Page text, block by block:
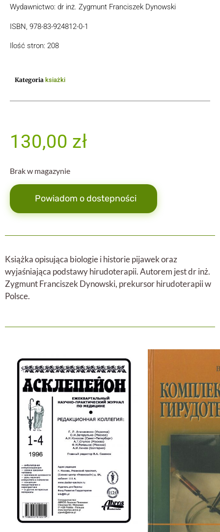
Wydawnictwo: dr inż. Zygmunt Franciszek Dynowski
ISBN, 978-83-924812-0-1
Ilość stron: 208
Kategoria ksiażki
130,00 zł
Brak w magazynie
Powiadom o dostepności
Książka opisująca biologie i historie pijawek oraz
wyjaśniająca podstawy hirudoterapii. Autorem jest dr inż.
Zygmunt Franciszek Dynowski, prekursor hirudoterapii w
Polsce.